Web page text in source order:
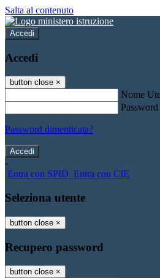
Salta al contenuto
Accedi
Accedi
button close ×
Nome
Password
Password dimenticata?
-
Entra con SPID Entra con CIE
Seleziona utente
button close ×
Recupero password
button close ×